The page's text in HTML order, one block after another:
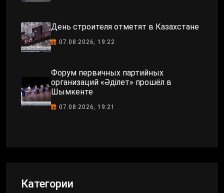
День строителя отметят в Казахстане
07.08.2026, 19:22
Форум первичных партийных
организаций «Әділет» прошёл в
Шымкенте
07.08.2026, 19:21
Категории